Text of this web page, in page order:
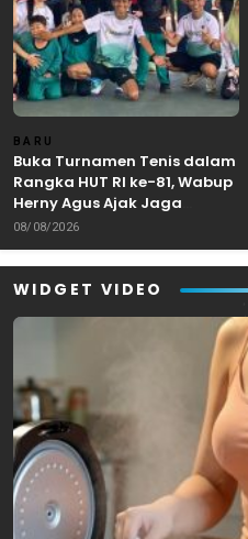
BARU
Buka Turnamen Tenis dalam
Rangka HUT RI ke-81, Wabup
Herny Agus Ajak Jaga
Kebersamaan dan
Sportivitas
08/08/2026
WIDGET VIDEO